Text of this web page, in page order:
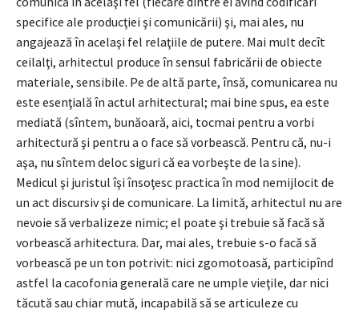
specifice ale producţiei şi comunicării) şi, mai ales, nu
angajează în acelaşi fel relaţiile de putere. Mai mult decît
ceilalţi, arhitectul produce în sensul fabricării de obiecte
materiale, sensibile. Pe de altă parte, însă, comunicarea nu
este esenţială în actul arhitectural; mai bine spus, ea este
mediată (sîntem, bunăoară, aici, tocmai pentru a vorbi
arhitectură şi pentru a o face să vorbească. Pentru că, nu-i
aşa, nu sîntem deloc siguri că ea vorbeşte de la sine).
Medicul şi juristul îşi însoţesc practica în mod nemijlocit de
un act discursiv şi de comunicare. La limită, arhitectul nu are
nevoie să verbalizeze nimic; el poate şi trebuie să facă să
vorbească arhitectura. Dar, mai ales, trebuie s-o facă să
vorbească pe un ton potrivit: nici zgomotoasă, participînd
astfel la cacofonia generală care ne umple vieţile, dar nici
tăcută sau chiar mută, incapabilă să se articuleze cu